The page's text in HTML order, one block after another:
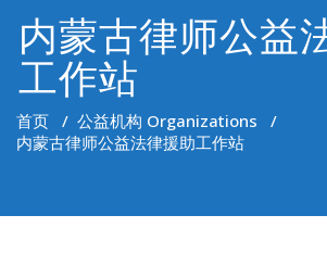
内蒙古律师公益
工作站
首页 / 公益机构 Organizations /
内蒙古律师公益法律援助工作站